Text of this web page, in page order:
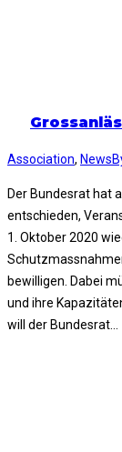
Association, News
Der Bundesrat hat
entschieden,
1. Oktober 2020
bewilligen. Dabei
und ihre
will der Bundesrat…